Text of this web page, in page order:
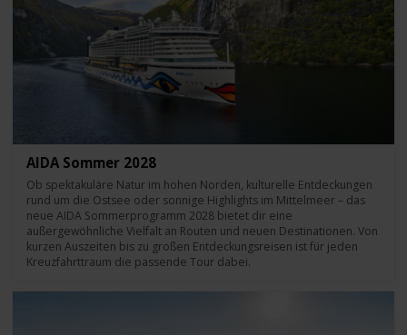
AIDA Sommer 2028
Ob spektakuläre Natur im hohen Norden, kulturelle Entdeckungen
rund um die Ostsee oder sonnige Highlights im Mittelmeer – das
neue AIDA Sommerprogramm 2028 bietet dir eine
außergewöhnliche Vielfalt an Routen und neuen Destinationen. Von
kurzen Auszeiten bis zu großen Entdeckungsreisen ist für jeden
Kreuzfahrttraum die passende Tour dabei.